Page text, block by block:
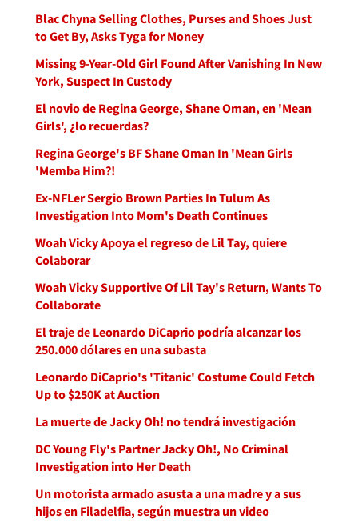
Blac Chyna Selling Clothes, Purses and Shoes Just
to Get By, Asks Tyga for Money
Missing 9-Year-Old Girl Found After Vanishing In New
York, Suspect In Custody
El novio de Regina George, Shane Oman, en 'Mean
Girls', ¿lo recuerdas?
Regina George's BF Shane Oman In 'Mean Girls
'Memba Him?!
Ex-NFLer Sergio Brown Parties In Tulum As
Investigation Into Mom's Death Continues
Woah Vicky Apoya el regreso de Lil Tay, quiere
Colaborar
Woah Vicky Supportive Of Lil Tay's Return, Wants To
Collaborate
El traje de Leonardo DiCaprio podría alcanzar los
250.000 dólares en una subasta
Leonardo DiCaprio's 'Titanic' Costume Could Fetch
Up to $250K at Auction
La muerte de Jacky Oh! no tendrá investigación
DC Young Fly's Partner Jacky Oh!, No Criminal
Investigation into Her Death
Un motorista armado asusta a una madre y a sus
hijos en Filadelfia, según muestra un video